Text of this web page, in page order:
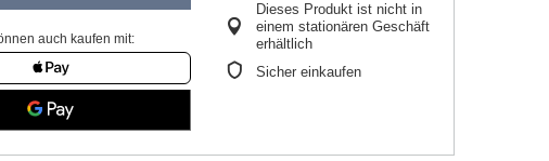
auch kaufen mit:
Dieses Produkt ist nicht in
einem stationären Geschäft
erhältlich
Sicher einkaufen